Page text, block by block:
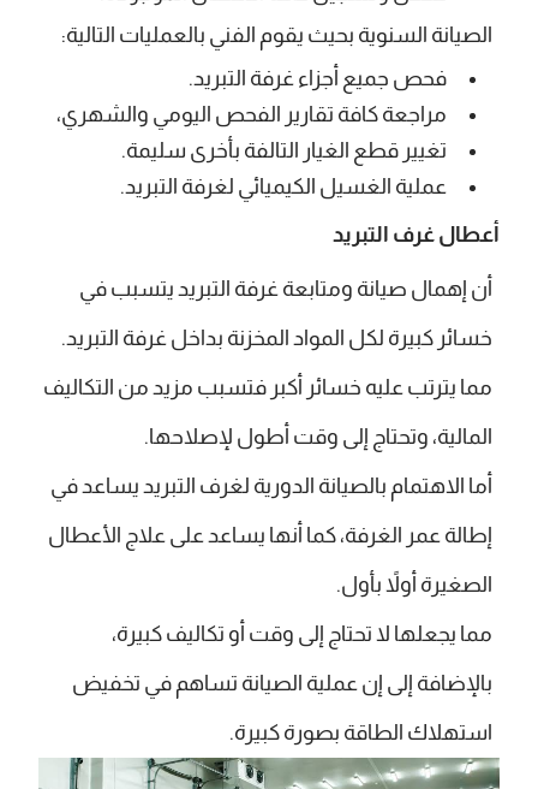
الصيانة السنوية بحيث يقوم الفني بالعمليات التالية:
فحص جميع أجزاء غرفة التبريد.
مراجعة كافة تقارير الفحص اليومي والشهري،
تغيير قطع الغيار التالفة بأخرى سليمة.
عملية الغسيل الكيميائي لغرفة التبريد.
أعطال غرف التبريد
أن إهمال صيانة ومتابعة غرفة التبريد يتسبب في
خسائر كبيرة لكل المواد المخزنة بداخل غرفة التبريد.
مما يترتب عليه خسائر أكبر فتسبب مزيد من التكاليف
المالية، وتحتاج إلى وقت أطول لإصلاحها.
أما الاهتمام بالصيانة الدورية لغرف التبريد يساعد في
إطالة عمر الغرفة، كما أنها يساعد على علاج الأعطال
الصغيرة أولاً بأول.
مما يجعلها لا تحتاج إلى وقت أو تكاليف كبيرة،
بالإضافة إلى إن عملية الصيانة تساهم في تخفيض
استهلاك الطاقة بصورة كبيرة.